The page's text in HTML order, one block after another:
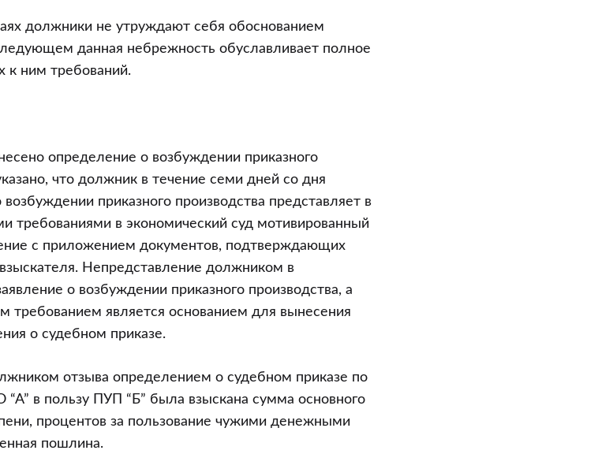
должники не утруждают себя обоснованием
данная небрежность обуславливает полное
к ним требований.
определение о возбуждении приказного
что должник в течение семи дней со дня
приказного производства представляет в
требованиями в экономический суд мотивированный
с приложением документов, подтверждающих
Непредставление должником в
о возбуждении приказного производства, а
требованием является основанием для вынесения
о судебном приказе.
отзыва определением о судебном приказе по
в пользу ПУП “Б” была взыскана сумма основного
процентов за пользование чужими денежными
пошлина.